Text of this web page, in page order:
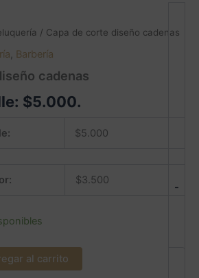
/ Capa de corte diseño cadenas
, Barbería
cadenas
$5.000.
$5.000
$3.500
-
al carrito